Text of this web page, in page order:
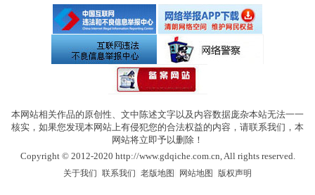
本网站相关作品的原创性、文中陈述文字以及内容数据庞杂本站无法一一
核实，如果您发现本网站上有侵犯您的合法权益的内容，请联系我们，本
网站将立即予以删除！
Copyright © 2012-2020 http://www.gdqiche.com.cn, All rights reserved.
关于我们 联系我们 老版地图 网站地图 版权声明